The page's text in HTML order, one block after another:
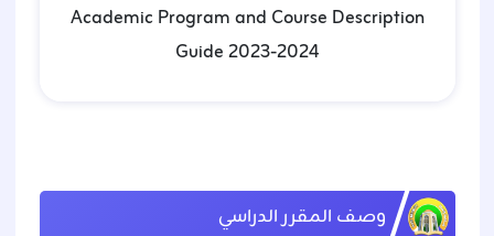
Academic Program and Course Description
Guide 2023-2024
وصف المقرر الدراسي